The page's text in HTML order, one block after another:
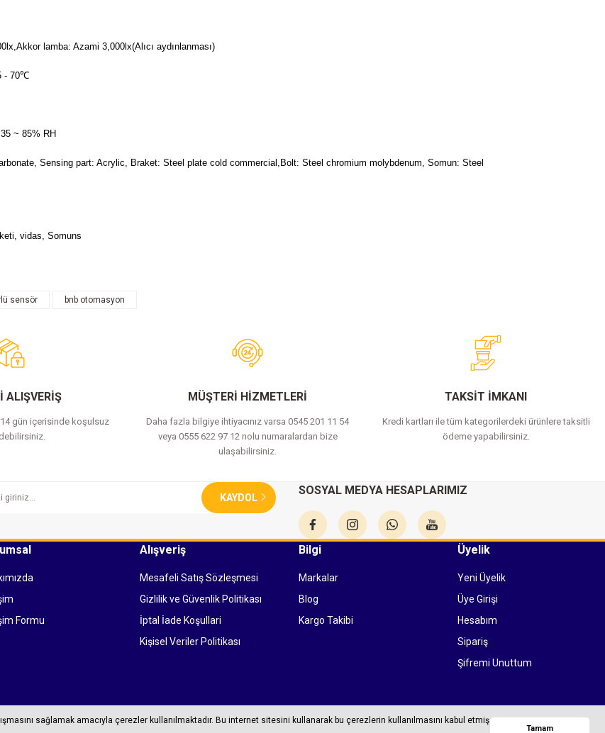
sağlamak amacıyla çerezler kullanılmaktadır. Bu internet sitesini kullanarak bu çerezlerin kullanılmasını kabul etmiş
Tamam
Whatsapp
lamba: Azami 3,000lx(Alıcı aydınlanması)
- 70℃
~ 85% RH
Sensing part: Acrylic, Braket: Steel plate cold commercial,Bolt: Steel chromium molybdenum, Somun: Steel
vidas, Somuns
sensör bnb otomasyon
ALIŞVERİŞ
14 gün içerisinde koşulsuz
MÜŞTERİ HİZMETLERİ
Daha fazla bilgiye ihtiyacınız varsa 0545 201 11 54
veya 0555 622 97 12 nolu numaralardan bize
ulaşabilirsiniz.
TAKSİT İMKANI
Kredi kartları ile tüm kategorilerdeki ürünlere taksitli
ödeme yapabilirsiniz.
KAYDOL
SOSYAL MEDYA HESAPLARIMIZ
Formu
Alışveriş
Mesafeli Satış Sözleşmesi
Gizlilik ve Güvenlik Politikası
İptal İade Koşullari
Kişisel Veriler Politikası
Bilgi
Markalar
Blog
Kargo Takibi
Üyelik
Yeni Üyelik
Üye Girişi
Hesabım
Sipariş
Şifremi Unuttum
Tüm bilgileriniz 256bit SSL Sertifikası ile korunmaktadır.